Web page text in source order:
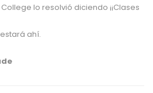
lo resolvió diciendo ¡¡Clases
ahí.